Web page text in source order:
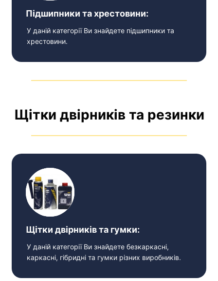
Підшипники та хрестовини:
У даній категорії Ви знайдете підшипники та
хрестовини.
Щітки двірників та резинки
Щітки двірників та гумки:
У даній категорії Ви знайдете безкаркасні,
каркасні, гібридні та гумки різних виробників.